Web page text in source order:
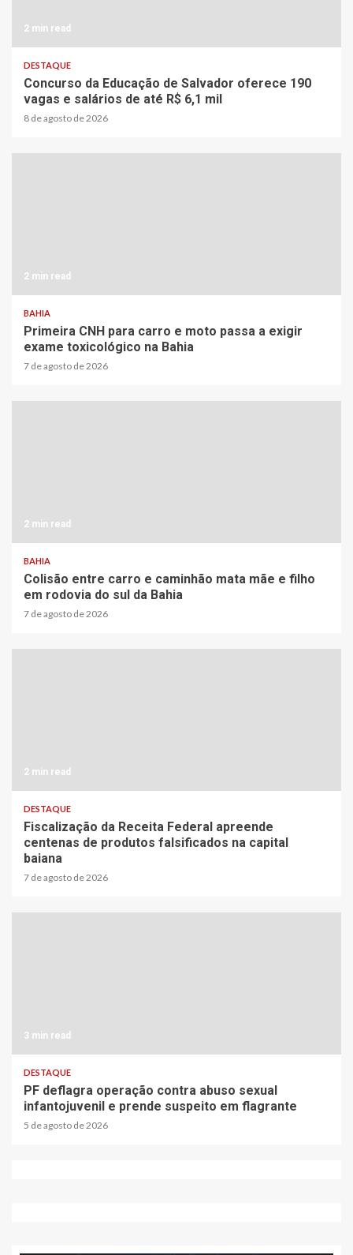
2 min read
DESTAQUE
Concurso da Educação de Salvador oferece 190
vagas e salários de até R$ 6,1 mil
8 de agosto de 2026
2 min read
BAHIA
Primeira CNH para carro e moto passa a exigir
exame toxicológico na Bahia
7 de agosto de 2026
2 min read
BAHIA
Colisão entre carro e caminhão mata mãe e filho
em rodovia do sul da Bahia
7 de agosto de 2026
2 min read
DESTAQUE
Fiscalização da Receita Federal apreende
centenas de produtos falsificados na capital
baiana
7 de agosto de 2026
3 min read
DESTAQUE
PF deflagra operação contra abuso sexual
infantojuvenil e prende suspeito em flagrante
5 de agosto de 2026